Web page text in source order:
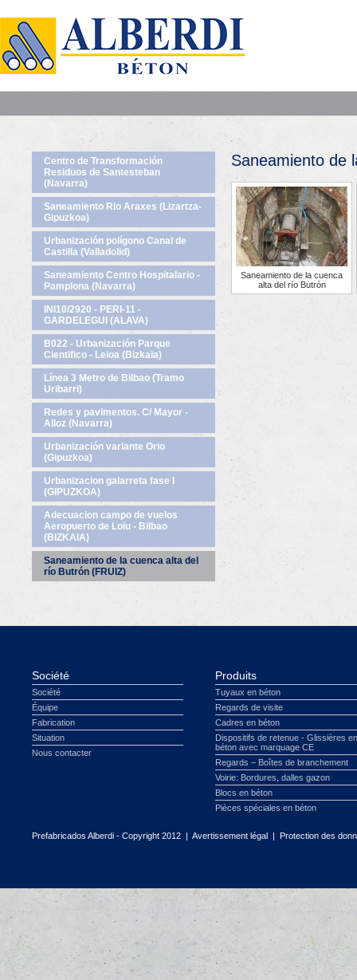
Centro de Transformación
Residuos de Santesteban
(Navarra)
Saneamiento Rio Araxes (Lizartza-
Gipuzkoa)
Urbanización polígono Canal de
Castilla (Valladolid)
Saneamiento Centro Hospitalario -
Pamplona (Navarra)
INI10/2920 - PERI-11 -
GARDELEGUI (ALAVA)
B022 - Urbanización Parque
Cientifico - Leioa (Bizkaia)
Línea 3 Metro de Bilbao (Tramo
Uribarri)
Redes y pavimentos. C/ Mayor -
Alloz (Navarra)
Urbanización variante Orio
(Gipuzkoa)
Urbanizacion galarreta fase I
(GIPUZKOA)
Adecuacion campo de vuelos
Aeropuerto de Loiu - Bilbao
(BIZKAIA)
Saneamiento de la cuenca alta del
río Butrón (FRUIZ)
Saneamiento de
Saneamiento de la cuenca
alta del río Butrón
Société
Société
Équipe
Fabrication
Situation
Nous contacter
Produits
Tuyaux en béton
Regards de visite
Cadres en béton
Dispositifs de retenue - Glissières en
béton avec marquage CE
Regards – Boîtes de branchement
Voirie: Bordures, dalles gazon
Blocs en béton
Pièces spéciales en béton
Prefabricados Alberdi - Copyright 2012 | Avertissement légal | Protection des